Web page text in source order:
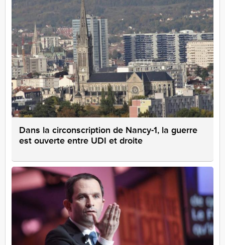
Dans la circonscription de Nancy-1, la guerre
est ouverte entre UDI et droite